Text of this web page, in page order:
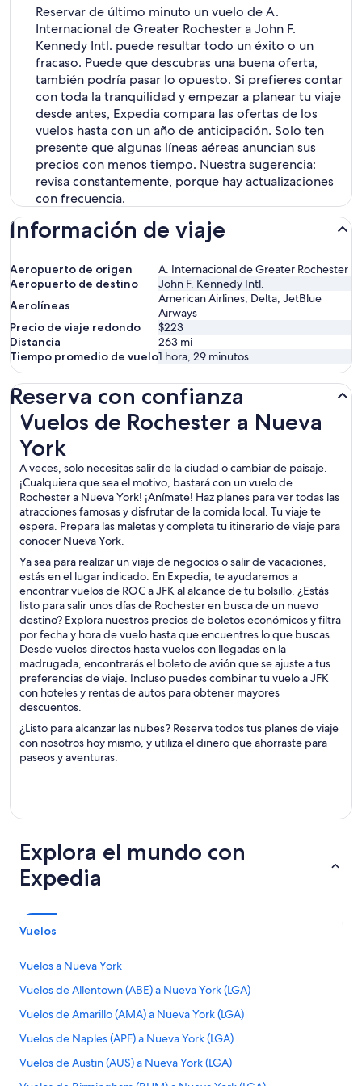
Reservar de último minuto un vuelo de A.
Internacional de Greater Rochester a John F.
Kennedy Intl. puede resultar todo un éxito o un
fracaso. Puede que descubras una buena oferta,
también podría pasar lo opuesto. Si prefieres contar
con toda la tranquilidad y empezar a planear tu viaje
desde antes, Expedia compara las ofertas de los
vuelos hasta con un año de anticipación. Solo ten
presente que algunas líneas aéreas anuncian sus
precios con menos tiempo. Nuestra sugerencia:
revisa constantemente, porque hay actualizaciones
con frecuencia.
Información de viaje
Aeropuerto de origen
A. Internacional de Greater Rochester
Aeropuerto de destino
John F. Kennedy Intl.
Aerolíneas
American Airlines, Delta, JetBlue
Airways
Precio de viaje redondo
$223
Distancia
263 mi
Tiempo promedio de vuelo1 hora, 29 minutos
Reserva con confianza
Vuelos de Rochester a Nueva
York
A veces, solo necesitas salir de la ciudad o cambiar de paisaje.
¡Cualquiera que sea el motivo, bastará con un vuelo de
Rochester a Nueva York! ¡Anímate! Haz planes para ver todas las
atracciones famosas y disfrutar de la comida local. Tu viaje te
espera. Prepara las maletas y completa tu itinerario de viaje para
conocer Nueva York.
Ya sea para realizar un viaje de negocios o salir de vacaciones,
estás en el lugar indicado. En Expedia, te ayudaremos a
encontrar vuelos de ROC a JFK al alcance de tu bolsillo. ¿Estás
listo para salir unos días de Rochester en busca de un nuevo
destino? Explora nuestros precios de boletos económicos y filtra
por fecha y hora de vuelo hasta que encuentres lo que buscas.
Desde vuelos directos hasta vuelos con llegadas en la
madrugada, encontrarás el boleto de avión que se ajuste a tus
preferencias de viaje. Incluso puedes combinar tu vuelo a JFK
con hoteles y rentas de autos para obtener mayores
descuentos.
¿Listo para alcanzar las nubes? Reserva todos tus planes de viaje
con nosotros hoy mismo, y utiliza el dinero que ahorraste para
paseos y aventuras.
Vuelos de Rochester a Nueva York
Explora el mundo con
Expedia
Vuelos
Vuelos a Nueva York
Vuelos de Allentown (ABE) a Nueva York (LGA)
Vuelos de Amarillo (AMA) a Nueva York (LGA)
Vuelos de Naples (APF) a Nueva York (LGA)
Vuelos de Austin (AUS) a Nueva York (LGA)